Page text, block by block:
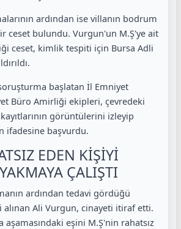
ardından ise villanın bodrum
ceset bulundu. Vurgun'un M.Ş'ye ait
ceset, kimlik tespiti için Bursa Adli
başlatan İl Emniyet
Büro Amirliği ekipleri, çevredeki
görüntülerini izleyip
ifadesine başvurdu.
EDEN KİŞİYİ
ÇALIŞTI
ardından tedavi gördüğü
alınan Ali Vurgun, cinayeti itiraf etti.
eşini M.Ş'nin rahatsız